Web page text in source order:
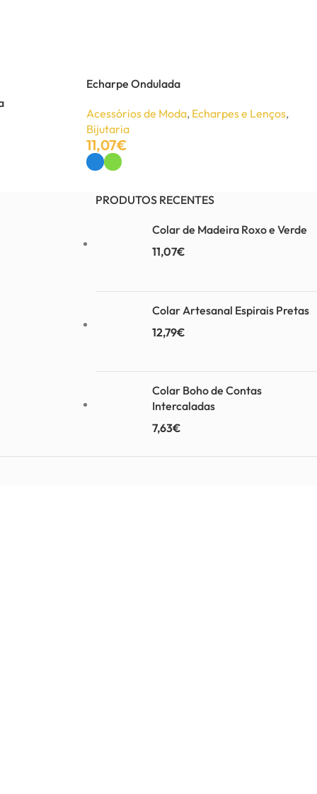
Echarpe Ondulada
Acessórios de Moda, Echarpes e Lenços,
Bijutaria
11,07€
PRODUTOS RECENTES
Colar de Madeira Roxo e Verde
11,07€
Colar Artesanal Espirais Pretas
12,79€
Colar Boho de Contas
Intercaladas
7,63€